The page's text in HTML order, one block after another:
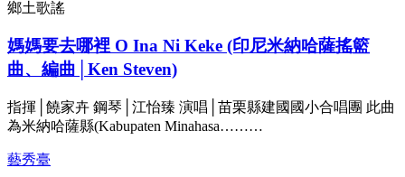
鄉土歌謠
媽媽要去哪裡 O Ina Ni Keke (印尼米納哈薩搖籃
曲、編曲│Ken Steven)
指揮│饒家卉 鋼琴│江怡臻 演唱│苗栗縣建國國小合唱團 此曲
為米納哈薩縣(Kabupaten Minahasa………
藝秀臺